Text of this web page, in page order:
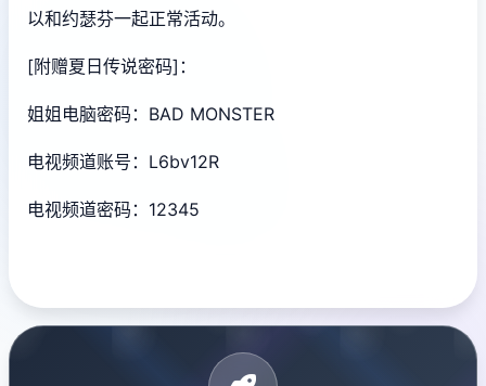
以和约瑟芬一起正常活动。
[附赠夏日传说密码]：
姐姐电脑密码：BAD MONSTER
电视频道账号：L6bv12R
电视频道密码：12345